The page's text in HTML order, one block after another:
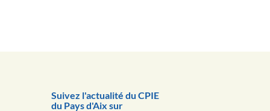
Suivez l'actualité du CPIE
du Pays d'Aix sur